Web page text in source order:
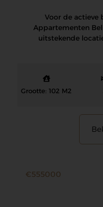
Voor de actieve
Appartementen
uitstekende
Grootte: 102 M2
€555000